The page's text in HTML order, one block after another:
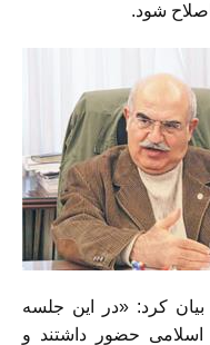
شود.
کرد: «در اين جلسه
اسلامی حضور داشتند و